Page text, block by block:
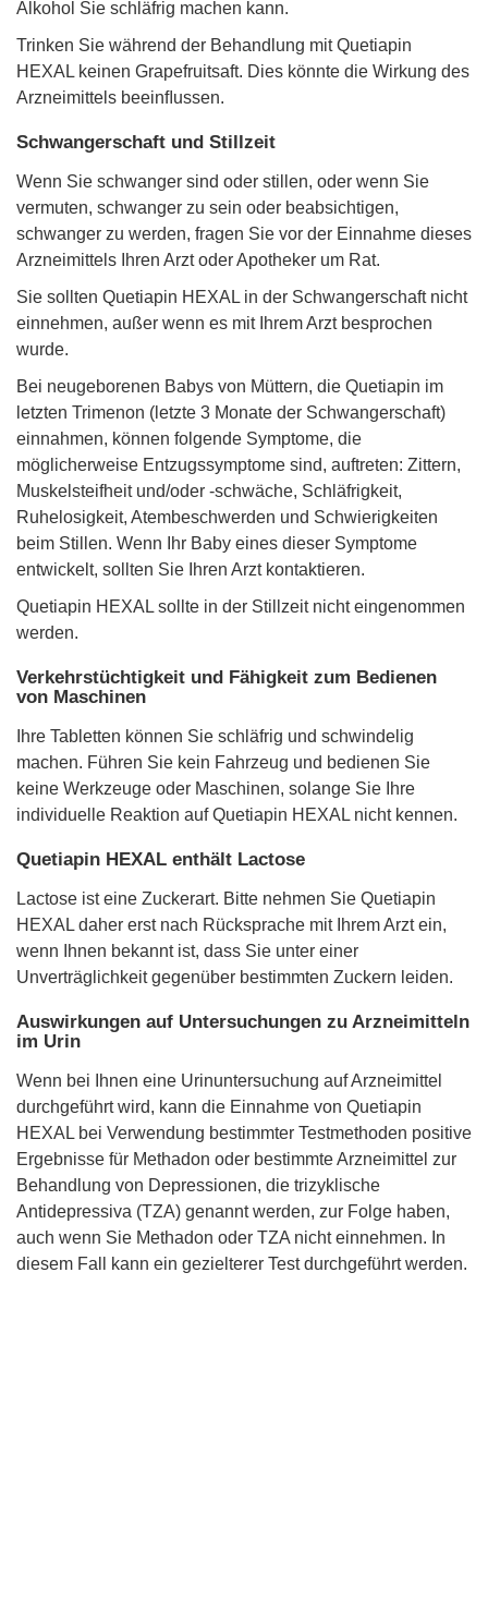
Alkohol Sie schläfrig machen kann.
Trinken Sie während der Behandlung mit Quetiapin
HEXAL keinen Grapefruitsaft. Dies könnte die Wirkung des
Arzneimittels beeinﬂussen.
Schwangerschaft und Stillzeit
Wenn Sie schwanger sind oder stillen, oder wenn Sie
vermuten, schwanger zu sein oder beabsichtigen,
schwanger zu werden, fragen Sie vor der Einnahme dieses
Arzneimittels Ihren Arzt oder Apotheker um Rat.
Sie sollten Quetiapin HEXAL in der Schwangerschaft nicht
einnehmen, außer wenn es mit Ihrem Arzt besprochen
wurde.
Bei neugeborenen Babys von Müttern, die Quetiapin im
letzten Trimenon (letzte 3 Monate der Schwangerschaft)
einnahmen, können folgende Symptome, die
möglicherweise Entzugssymptome sind, auftreten: Zittern,
Muskelsteifheit und/oder -schwäche, Schläfrigkeit,
Ruhelosigkeit, Atembeschwerden und Schwierigkeiten
beim Stillen. Wenn Ihr Baby eines dieser Symptome
entwickelt, sollten Sie Ihren Arzt kontaktieren.
Quetiapin HEXAL sollte in der Stillzeit nicht eingenommen
werden.
Verkehrstüchtigkeit und Fähigkeit zum Bedienen
von Maschinen
Ihre Tabletten können Sie schläfrig und schwindelig
machen. Führen Sie kein Fahrzeug und bedienen Sie
keine Werkzeuge oder Maschinen, solange Sie Ihre
individuelle Reaktion auf Quetiapin HEXAL nicht kennen.
Quetiapin HEXAL enthält Lactose
Lactose ist eine Zuckerart. Bitte nehmen Sie Quetiapin
HEXAL daher erst nach Rücksprache mit Ihrem Arzt ein,
wenn Ihnen bekannt ist, dass Sie unter einer
Unverträglichkeit gegenüber bestimmten Zuckern leiden.
Auswirkungen auf Untersuchungen zu Arzneimitteln
im Urin
Wenn bei Ihnen eine Urinuntersuchung auf Arzneimittel
durchgeführt wird, kann die Einnahme von Quetiapin
HEXAL bei Verwendung bestimmter Testmethoden positive
Ergebnisse für Methadon oder bestimmte Arzneimittel zur
Behandlung von Depressionen, die trizyklische
Antidepressiva (TZA) genannt werden, zur Folge haben,
auch wenn Sie Methadon oder TZA nicht einnehmen. In
diesem Fall kann ein gezielterer Test durchgeführt werden.